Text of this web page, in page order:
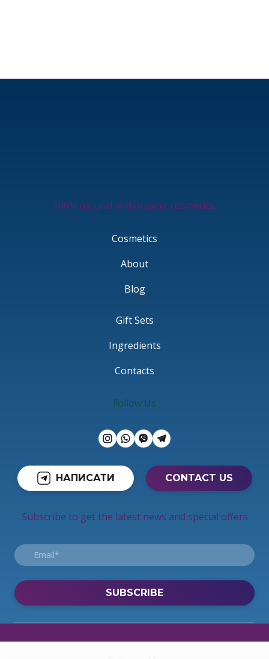
100% natural and organic cosmetics.
Cosmetics
About
Blog
Gift Sets
Ingredients
Contacts
Follow Us
НАПИСАТИ CONTACT US
Subscribe to get the latest news and special offers
SUBSCRIBE